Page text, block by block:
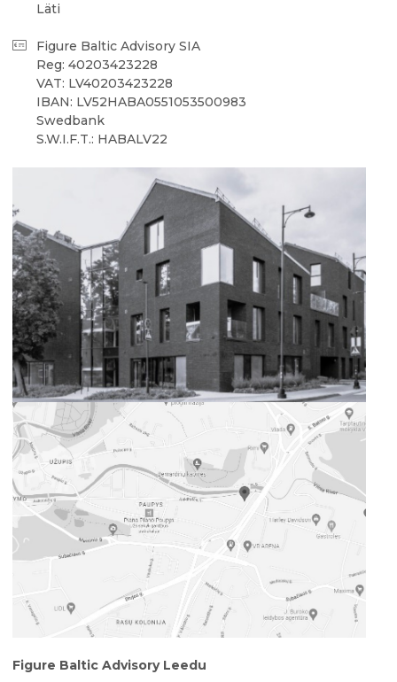
Läti
Figure Baltic Advisory SIA
Reg: 40203423228
VAT: LV40203423228
IBAN: LV52HABA0551053500983
Swedbank
S.W.I.F.T.: HABALV22
Figure Baltic Advisory Leedu